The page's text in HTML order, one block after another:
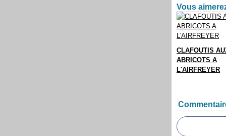
Vous
CLAFOUTIS
ABRICOTS A
L'AIRFREYER